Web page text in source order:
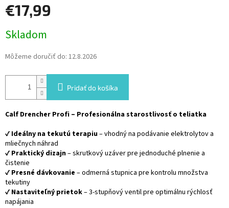
€17,99
cena:
Skladom
Môžeme doručiť do: 12.8.2026
Pridať do košíka
Calf Drencher Profi – Profesionálna starostlivosť o teliatka
✔ Ideálny na tekutú terapiu– vhodný na podávanie elektrolytov a
mliečnych náhrad
✔ Praktický dizajn– skrutkový uzáver pre jednoduché plnenie a
čistenie
✔ Presné dávkovanie – odmerná stupnica pre kontrolu množstva
tekutiny
✔ Nastaviteľný prietok– 3-stupňový ventil pre optimálnu rýchlosť
napájania